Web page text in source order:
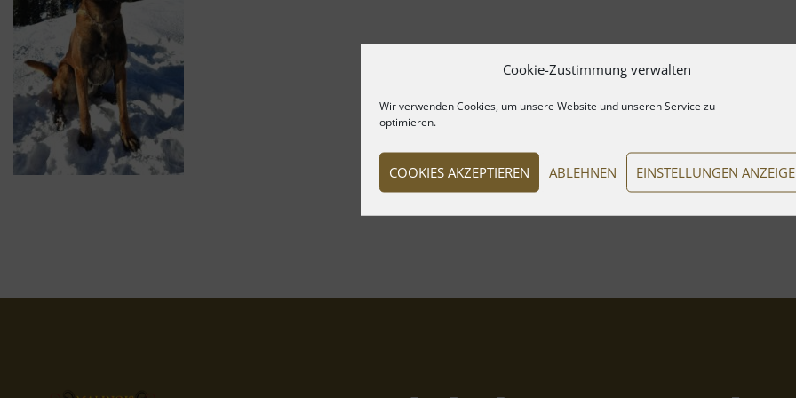
Cookie-Zustimmung verwalten
Wir verwenden Cookies, um unsere Website und unseren Service zu
optimieren.
COOKIES AKZEPTIEREN ABLEHNEN EINSTELLUNGEN